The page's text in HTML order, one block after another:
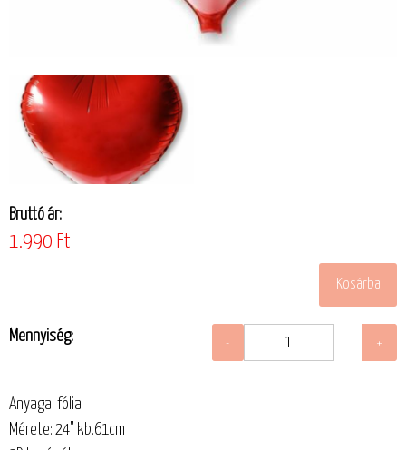
Bruttó ár:
1.990 Ft
Mennyiség:
Anyaga: fólia
Mérete: 24" kb.61cm